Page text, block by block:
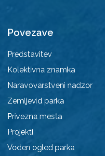
Povezave
Predstavitev
Kolektivna znamka
Naravovarstveni nadzor
Zemljevid parka
Privezna mesta
Projekti
Voden ogled parka